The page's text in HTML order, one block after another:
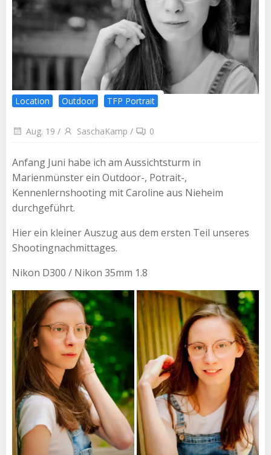
Location Outdoor TFP Portrait
Aug. 19 / SaschaKamp / 0
Anfang Juni habe ich am Aussichtsturm in
Marienmünster ein Outdoor-, Potrait-,
Kennenlernshooting mit Caroline aus Nieheim
durchgeführt.
Hier ein kleiner Auszug aus dem ersten Teil unseres
Shootingnachmittages.
Nikon D300 / Nikon 35mm 1.8